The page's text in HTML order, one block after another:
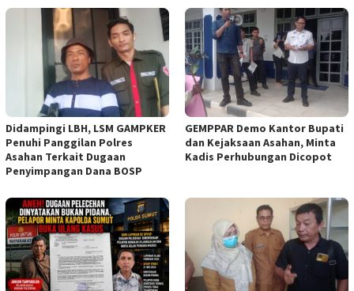
Didampingi LBH, LSM GAMPKER
Penuhi Panggilan Polres
Asahan Terkait Dugaan
Penyimpangan Dana BOSP
GEMPPAR Demo Kantor Bupati
dan Kejaksaan Asahan, Minta
Kadis Perhubungan Dicopot